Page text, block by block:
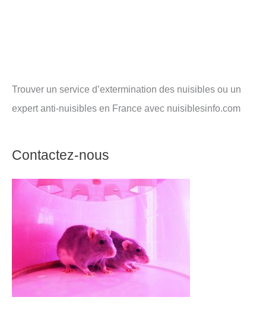
Trouver un service d’extermination des nuisibles ou un
expert anti-nuisibles en France avec nuisiblesinfo.com
Contactez-nous